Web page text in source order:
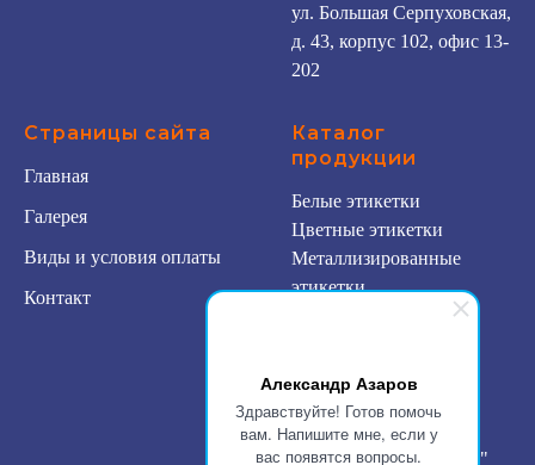
Александр Азаров
Здравствуйте! Готов помочь
вам. Напишите мне, если у
вас появятся вопросы.
ул. Большая Серпуховская,
д. 43, корпус 102, офис 13-
202
Страницы сайта
Главная
Галерея
Виды и условия оплаты
Контакт
Каталог
продукции
Белые этикетки
Цветные этикетки
Металлизированные
этикетки
Прозрачные этикетки
Готовые этикетки
- Медовые этикетки
- "Бонусы" и "Спасибо"